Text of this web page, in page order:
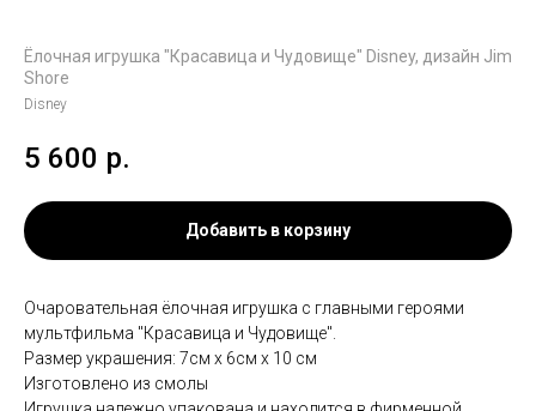
Ёлочная игрушка "Красавица и Чудовище" Disney, дизайн Jim
Shore
Disney
5 600 р.
Добавить в корзину
Очаровательная ёлочная игрушка с главными героями
мультфильма "Красавица и Чудовище".
Размер украшения: 7см x 6см x 10 см
Изготовлено из смолы